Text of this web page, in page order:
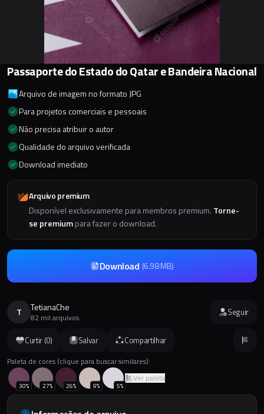
Curtir (0) Salvar Compartilhar
Paleta de cores (clique para buscar similares):
30% 27% 26% 9% 5%
Ver paleta
Passaporte do Estado do Qatar e Bandeira Nacional
Arquivo de imagem no formato JPG
Para projetos comerciais e pessoais
Não precisa atribuir o autor
Qualidade do arquivo verificada
Download imediato
Arquivo premium
Disponível exclusivamente para membros premium. Torne-
se premiumpara fazer o download.
Download (6.98 MB)
T TetianaChe
82 mil arquivos Seguir